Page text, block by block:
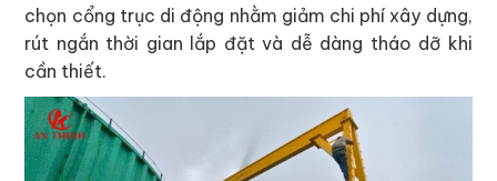
chọn cổng trục di động nhằm giảm chi phí xây dựng,
rút ngắn thời gian lắp đặt và dễ dàng tháo dỡ khi
cần thiết.